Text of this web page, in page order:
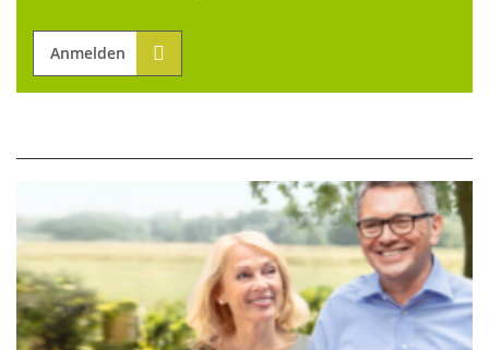
Anmelden